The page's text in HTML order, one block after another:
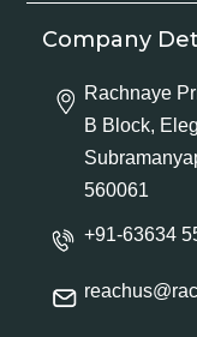
Company
Rachnaye
B Block,
560061
+91-63634